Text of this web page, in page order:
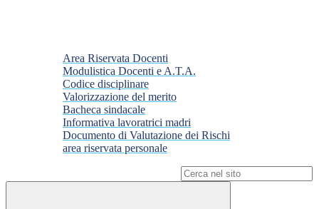
Area Riservata Docenti
Modulistica Docenti e A.T.A.
Codice disciplinare
Valorizzazione del merito
Bacheca sindacale
Informativa lavoratrici madri
Documento di Valutazione dei Rischi
area riservata personale